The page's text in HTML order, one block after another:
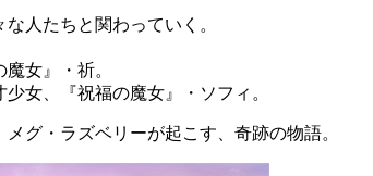
人たちと関わっていく。
女』・祈。
女、『祝福の魔女』・ソフィ。
グ・ラズベリーが起こす、奇跡の物語。